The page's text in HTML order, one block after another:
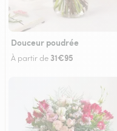
Douceur poudrée
À partir de 31€95